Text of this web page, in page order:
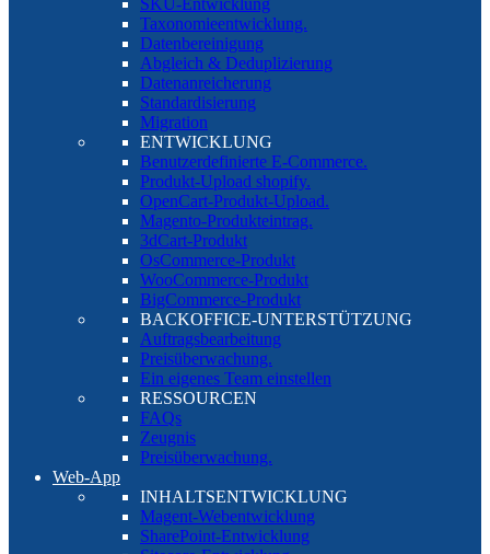
SKU-Entwicklung
Taxonomieentwicklung.
Datenbereinigung
Abgleich & Deduplizierung
Datenanreicherung
Standardisierung
Migration
ENTWICKLUNG
Benutzerdefinierte E-Commerce.
Produkt-Upload shopify.
OpenCart-Produkt-Upload.
Magento-Produkteintrag.
3dCart-Produkt
OsCommerce-Produkt
WooCommerce-Produkt
BigCommerce-Produkt
BACKOFFICE-UNTERSTÜTZUNG
Auftragsbearbeitung
Preisüberwachung.
Ein eigenes Team einstellen
RESSOURCEN
FAQs
Zeugnis
Preisüberwachung.
Web-App
INHALTSENTWICKLUNG
Magent-Webentwicklung
SharePoint-Entwicklung